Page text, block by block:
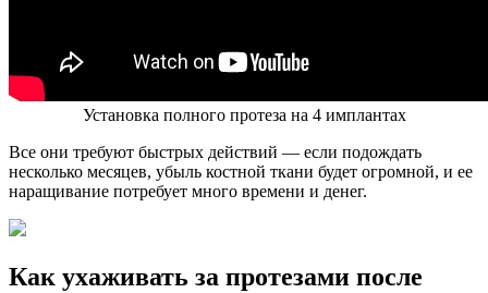
Установка полного протеза на 4 имплантах
Все они требуют быстрых действий — если подождать
несколько месяцев, убыль костной ткани будет огромной, и ее
наращивание потребует много времени и денег.
Как ухаживать за протезами после